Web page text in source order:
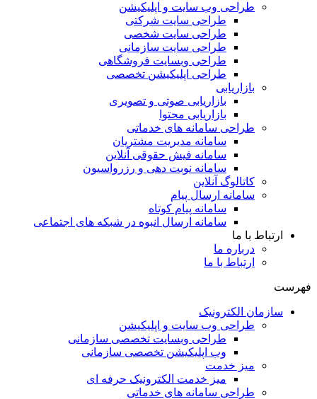
طراحی وب سایت و اپلیکیشن
طراحی سایت شرکتی
طراحی سایت شخصی
طراحی سایت سازمانی
طراحی وبسایت فروشگاهی
طراحی اپلیکیشن تخصصی
بازاریابی
بازاریابی صوتی و تصویری
بازاریابی محتوا
طراحی سامانه های خدماتی
سامانه مدیریت مشتریان
سامانه فیش حقوقی آنلاین
سامانه نوبت دهی و رزرواسیون
کاتالوگ آنلاین
سامانه ارسال پیام
سامانه پیام کوتاه
سامانه ارسال انبوه در شبکه های اجتماعی
ارتباط با ما
درباره ما
ارتباط با ما
فهرست
سازمان الکترونیک
طراحی وب سایت و اپلیکیشن
طراحی وبسایت تخصصی سازمانی
وب اپلیکیشن تخصصی سازمانی
میز خدمت
میز خدمت الکترونیک حرفه ای
طراحی سامانه های خدماتی